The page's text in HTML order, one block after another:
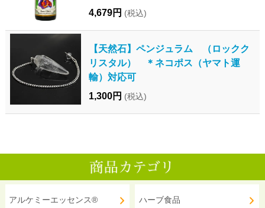
4,679円 (税込)
【天然石】ペンジュラム （ロックク
リスタル） ＊ネコポス（ヤマト運
輸）対応可
1,300円 (税込)
アルケミーエッセンス® ハーブ食品